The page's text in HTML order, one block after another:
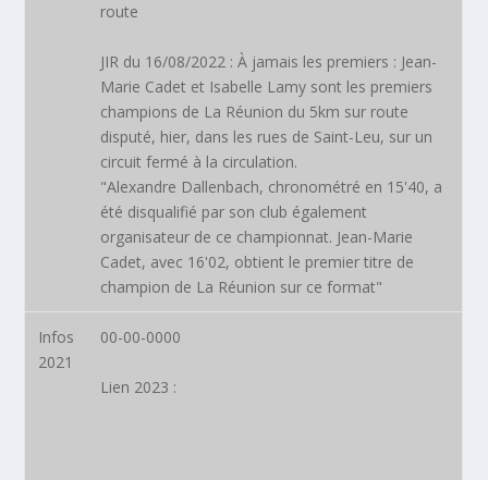
route
JIR du 16/08/2022 : À jamais les premiers : Jean-
Marie Cadet et Isabelle Lamy sont les premiers
champions de La Réunion du 5km sur route
disputé, hier, dans les rues de Saint-Leu, sur un
circuit fermé à la circulation.
"Alexandre Dallenbach, chronométré en 15'40, a
été disqualifié par son club également
organisateur de ce championnat. Jean-Marie
Cadet, avec 16'02, obtient le premier titre de
champion de La Réunion sur ce format"
Infos
2021
00-00-0000
Lien 2023 :